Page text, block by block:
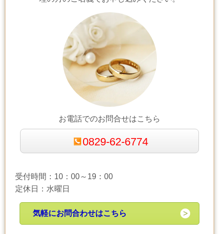
お電話でのお問合せはこちら
0829-62-6774
受付時間：10：00～19：00
定休日：水曜日
気軽にお問合わせはこちら